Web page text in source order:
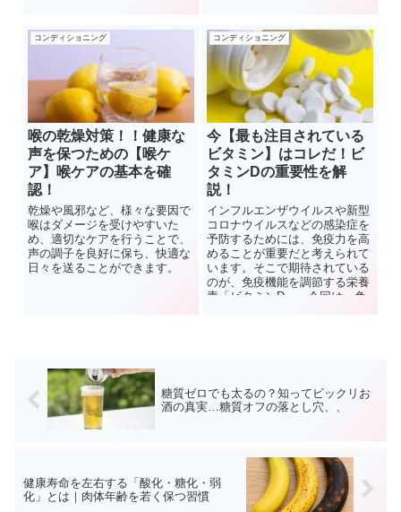
だと私は考えています。 だから
こそ、一時的に楽になるだけで
はなく、10年後、20年後も元気
でいられる身体づくりを、一緒
に考えていきたいと思っていま
す。
コンディショニング
喉の乾燥対策！！健康な
声を保つための【喉ケ
ア】喉ケアの基本を確
認！
乾燥や風邪など、様々な要因で
喉はダメージを受けやすいた
め、適切なケアを行うことで、
声の調子を良好に保ち、快適な
日々を送ることができます。
コンディショニング
今【最も注目されている
ビタミン】はコレだ！ビ
タミンDの重要性を解
説！
インフルエンザウイルスや新型
コロナウイルスなどの感染症を
予防するためには、免疫力を高
めることが重要だと考えられて
います。そこで期待されている
のが、免疫機能を調節する栄養
素「ビタミンD」。今回は、免
糖質ゼロでも太るの？知ってビックリお
酒の真実…糖質オフの落とし穴、、
健康寿命を左右する「酸化・糖化・弱
化」とは｜肉体年齢を若く保つ習慣